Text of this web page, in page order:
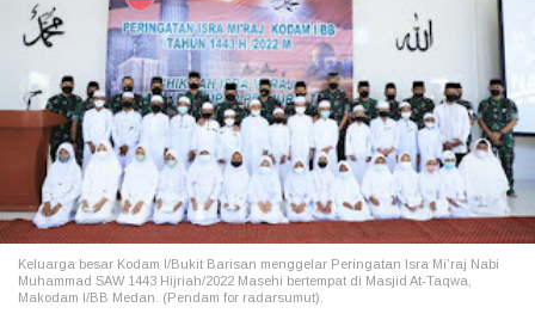
Keluarga besar Kodam I/Bukit Barisan menggelar Peringatan Isra Mi’raj Nabi
Muhammad SAW 1443 Hijriah/2022 Masehi bertempat di Masjid At-Taqwa,
Makodam I/BB Medan. (Pendam for radarsumut).